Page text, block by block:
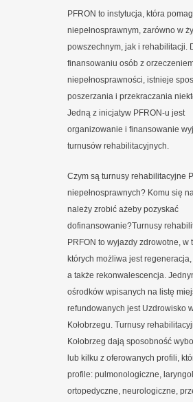
PFRON to instytucja, która
niepełnosprawnym, zarówno w
powszechnym, jak i rehabilitacji.
finansowaniu osób z
niepełnosprawności, istnieje
poszerzania i przekraczania
Jedną z inicjatyw PFRON-u jest
organizowanie i finansowanie
turnusów rehabilitacyjnych.
Czym są turnusy rehabilitacyjne
niepełnosprawnych? Komu się
należy zrobić ażeby pozyskać
dofinansowanie?Turnusy
PRFON to wyjazdy zdrowotne, w
których możliwa jest
a także rekonwalescencja.
ośrodków wpisanych na listę
refundowanych jest Uzdrowisko
Kołobrzegu. Turnusy
Kołobrzeg dają sposobność
lub kilku z oferowanych profili,
profile: pulmonologiczne,
ortopedyczne, neurologiczne,